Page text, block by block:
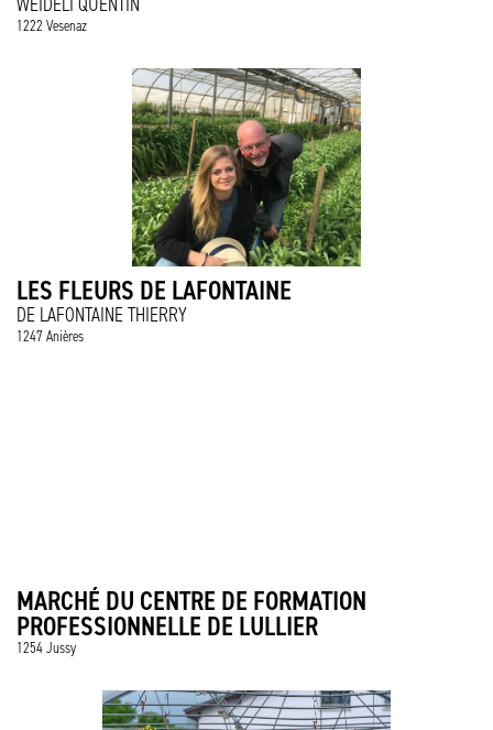
1222 Vesenaz
LES FLEURS DE LAFONTAINE
DE LAFONTAINE THIERRY
1247 Anières
MARCHÉ DU CENTRE DE FORMATION
PROFESSIONNELLE DE LULLIER
1254 Jussy